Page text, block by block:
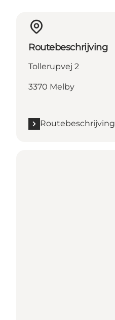
Routebeschrijving
Tollerupvej 2
3370 Melby
Routebeschrijving